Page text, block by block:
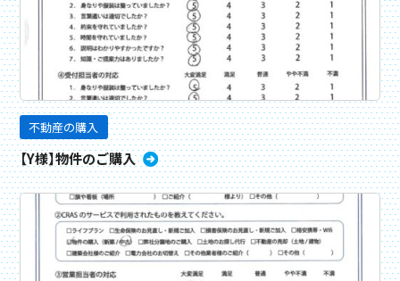
不動産の購入
【Y様】物件のご購入